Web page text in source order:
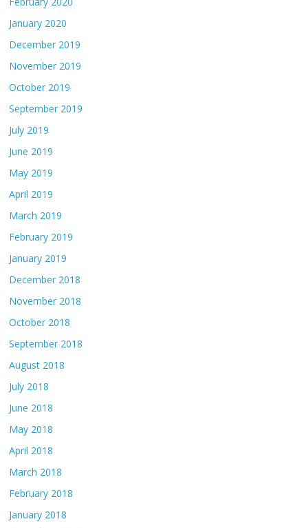
January 2020
December 2019
November 2019
October 2019
September 2019
July 2019
June 2019
May 2019
April 2019
March 2019
February 2019
January 2019
December 2018
November 2018
October 2018
September 2018
August 2018
July 2018
June 2018
May 2018
April 2018
March 2018
February 2018
January 2018